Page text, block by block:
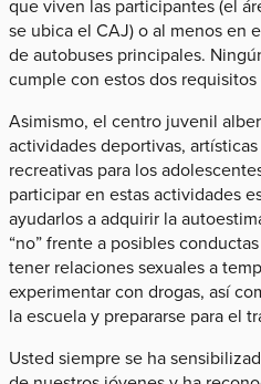
que viven las participantes (el
se ubica el CAJ) o al menos en
de autobuses principales.
cumple con estos dos
Asimismo, el centro juvenil
actividades deportivas,
recreativas para los
participar en estas actividades
ayudarlos a adquirir la
“no” frente a posibles
tener relaciones sexuales a
experimentar con drogas, así
la escuela y prepararse para el
Usted siempre se ha